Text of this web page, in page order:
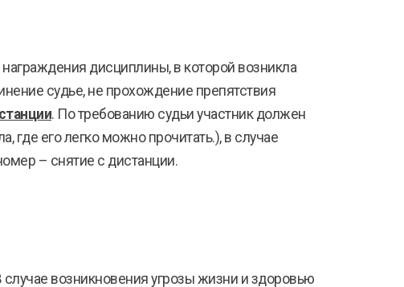
дисциплины, в которой возникла
судье, не прохождение препятствия
. По требованию судьи участник должен
его легко можно прочитать.), в случае
– снятие с дистанции.
возникновения угрозы жизни и здоровью